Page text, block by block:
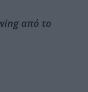
από το